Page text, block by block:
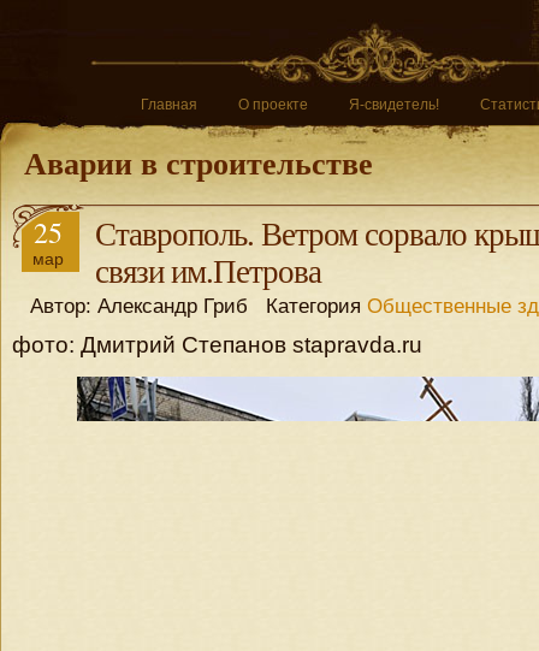
Главная О проекте Я-свидетель!
Аварии в строительстве
25
мар
Ставрополь. Ветром сорвало
связи им.Петрова
Автор: Александр Гриб Категория Общественные
фото: Дмитрий Степанов stapravda.ru